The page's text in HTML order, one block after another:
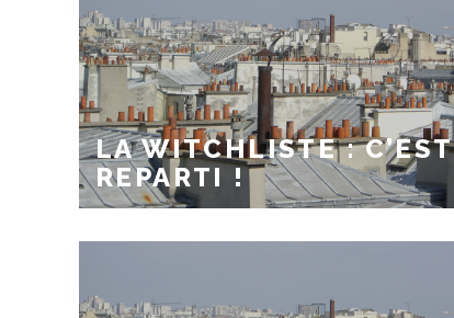
LA WITCHLISTE : C’EST
REPARTI !